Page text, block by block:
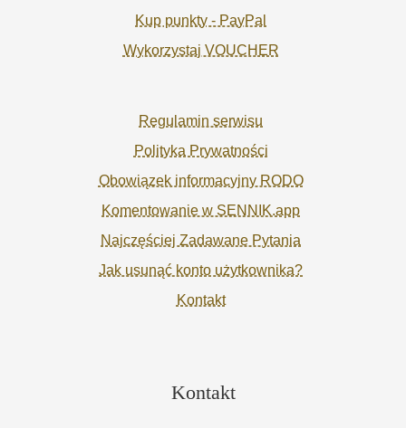
Kup punkty - PayPal
Wykorzystaj VOUCHER
Regulamin serwisu
Polityka Prywatności
Obowiązek informacyjny RODO
Komentowanie w SENNIK.app
Najczęściej Zadawane Pytania
Jak usunąć konto użytkownika?
Kontakt
Kontakt